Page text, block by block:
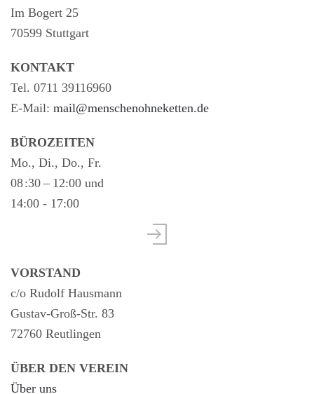
Im Bogert 25
70599 Stuttgart
KONTAKT
Tel. 0711 39116960
E-Mail: mail@menschenohneketten.de
BÜROZEITEN
Mo., Di., Do., Fr.
08 :30 – 12:00 und
14:00 - 17:00
VORSTAND
c/o Rudolf Hausmann
Gustav-Groß-Str. 83
72760 Reutlingen
ÜBER DEN VEREIN
Über uns